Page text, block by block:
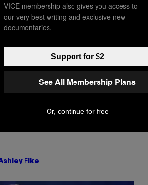
LO MISMO
August 9-
Fike
VICE membership also gives you access to
our very best writing and exclusive new
documentaries.
Support for $2
See All Membership Plans
Or, continue for free